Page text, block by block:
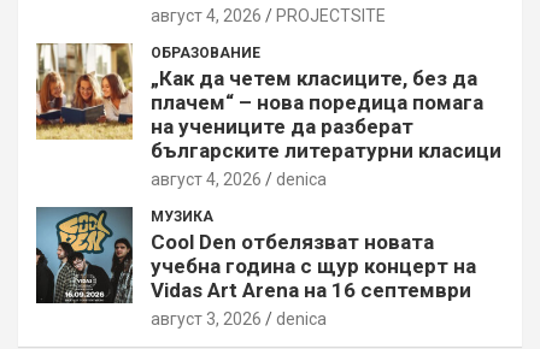
август 4, 2026 PROJECTSITЕ
ОБРАЗОВАНИЕ
„Как да четем класиците, без да
плачем“ – нова поредица помага
на учениците да разберат
българските литературни класици
август 4, 2026 denica
МУЗИКА
Cool Den отбелязват новата
учебна година с щур концерт на
Vidas Art Arena на 16 септември
август 3, 2026 denica